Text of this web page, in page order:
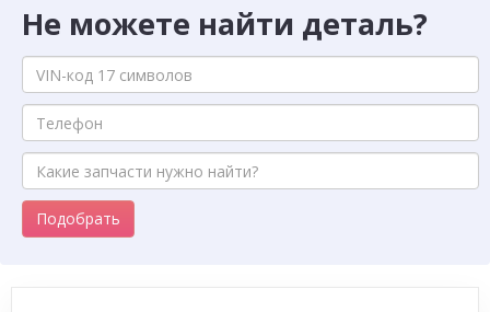
Не можете найти деталь?
Подобрать